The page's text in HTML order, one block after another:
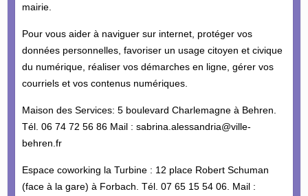
mairie.
Pour vous aider à naviguer sur internet, protéger vos
données personnelles, favoriser un usage citoyen et civique
du numérique, réaliser vos démarches en ligne, gérer vos
courriels et vos contenus numériques.
Maison des Services: 5 boulevard Charlemagne à Behren.
Tél. 06 74 72 56 86 Mail : sabrina.alessandria@ville-
behren.fr
Espace coworking la Turbine : 12 place Robert Schuman
(face à la gare) à Forbach. Tél. 07 65 15 54 06. Mail :